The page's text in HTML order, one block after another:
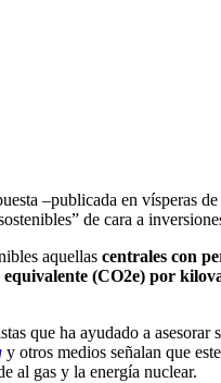
–publicada en vísperas
de cara a
aquellas centrales con
(CO2e) por
que ha ayudado a
y otros medios señalan que
al gas y la energía nuclear.